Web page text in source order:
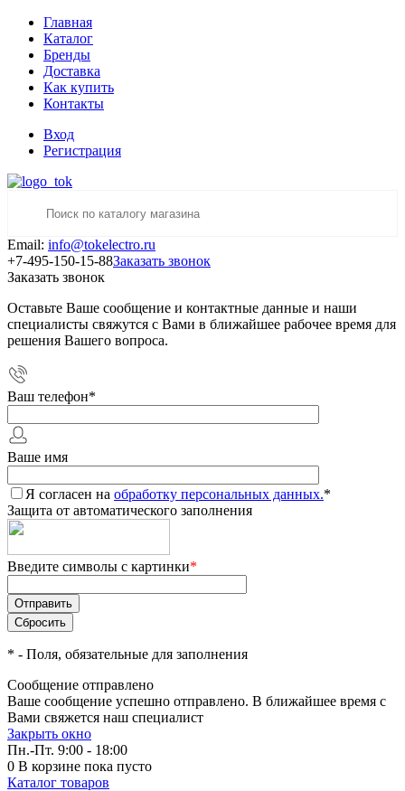
Главная
Каталог
Бренды
Доставка
Как купить
Контакты
Вход
Регистрация
Email: info@tokelectro.ru
+7-495-150-15-88Заказать звонок
Заказать звонок
Оставьте Ваше сообщение и контактные данные и наши
специалисты свяжутся с Вами в ближайшее рабочее время для
решения Вашего вопроса.
Ваш телефон*
Ваше имя
Я согласен на обработку персональных данных.*
Защита от автоматического заполнения
Введите символы с картинки*
* - Поля, обязательные для заполнения
Сообщение отправлено
Ваше сообщение успешно отправлено. В ближайшее время с
Вами свяжется наш специалист
Закрыть окно
Пн.-Пт. 9:00 - 18:00
0 В корзине пока пусто
Каталог товаров